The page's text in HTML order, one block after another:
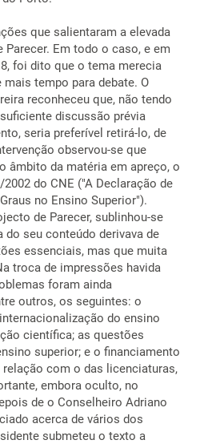
que salientaram a elevada
Em todo o caso, e em
foi dito que o tema merecia
tempo para debate. O
reconheceu que, não tendo
discussão prévia
seria preferível retirá-lo, de
observou-se que
âmbito da matéria em apreço, o
do CNE ("A Declaração de
no Ensino Superior").
de Parecer, sublinhou-se
do seu conteúdo derivava de
essenciais, mas que muita
troca de impressões havida
foram ainda
outros, os seguintes: o
do ensino
científica; as questões
superior; e o financiamento
relação com o das licenciaturas,
embora oculto, no
de o Conselheiro Adriano
acerca de vários dos
submeteu o texto a